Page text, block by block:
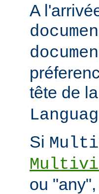
A
tête de
Si
ou